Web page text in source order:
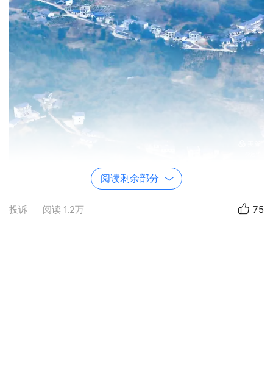
田野被规整划分，绿意盎然的农田与层叠的果林相
映成趣。
阅读剩余部分
投诉 阅读 1.2万 75